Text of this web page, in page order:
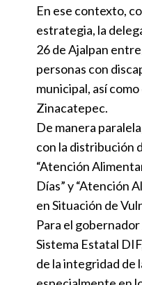
En ese contexto,
estrategia, la
26 de Ajalpan
personas con
municipal, así
Zinacatepec.
De manera
con la distribución
“Atención
Días” y “Atención
en Situación de
Para el
Sistema Estatal
de la integridad de